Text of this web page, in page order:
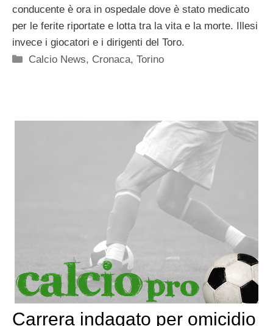
conducente è ora in ospedale dove è stato medicato
per le ferite riportate e lotta tra la vita e la morte. Illesi
invece i giocatori e i dirigenti del Toro.
Categorie
Calcio News, Cronaca,Torino
Carrera indagato per omicidio